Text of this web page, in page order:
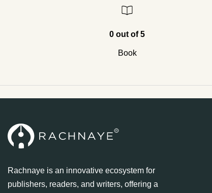
0 out of 5
Book
Rachnaye is an innovative ecosystem for
publishers, readers, and writers, offering a